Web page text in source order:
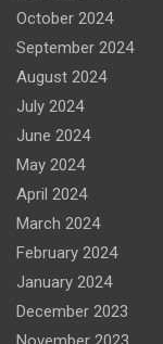
October 2024
September 2024
August 2024
July 2024
June 2024
May 2024
April 2024
March 2024
February 2024
January 2024
December 2023